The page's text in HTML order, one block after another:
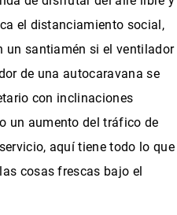
el distanciamiento social,
un santiamén si el ventilador
de una autocaravana se
con inclinaciones
un aumento del tráfico de
aquí tiene todo lo que
cosas frescas bajo el